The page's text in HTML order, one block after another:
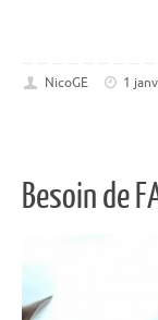
NicoGE 1
Besoin de